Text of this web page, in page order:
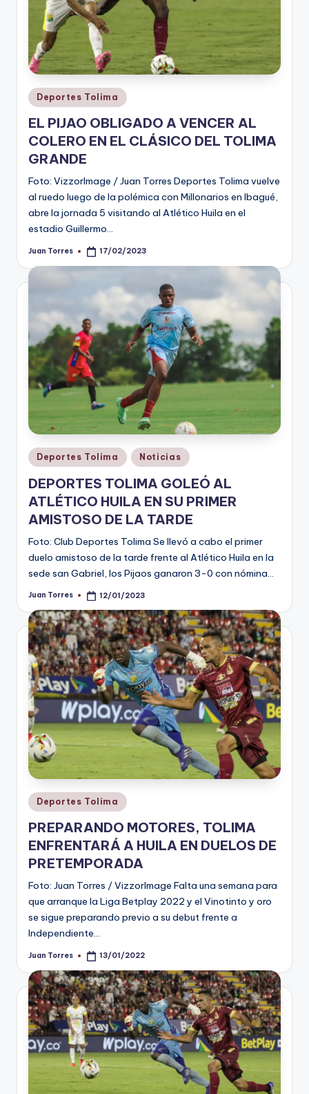
Publicado
en
Deportes Tolima
EL PIJAO OBLIGADO A VENCER AL
COLERO EN EL CLÁSICO DEL TOLIMA
GRANDE
Foto: VizzorImage / Juan Torres Deportes Tolima vuelve
al ruedo luego de la polémica con Millonarios en Ibagué,
abre la jornada 5 visitando al Atlético Huila en el
estadio Guillermo…
Publicado
Juan Torres 17/02/2023
Publicado
en
Deportes Tolima Noticias
DEPORTES TOLIMA GOLEÓ AL
ATLÉTICO HUILA EN SU PRIMER
AMISTOSO DE LA TARDE
Foto: Club Deportes Tolima Se llevó a cabo el primer
duelo amistoso de la tarde frente al Atlético Huila en la
sede san Gabriel, los Pijaos ganaron 3-0 con nómina…
Publicado
Juan Torres 12/01/2023
Publicado
en
Deportes Tolima
PREPARANDO MOTORES, TOLIMA
ENFRENTARÁ A HUILA EN DUELOS DE
PRETEMPORADA
Foto: Juan Torres / VizzorImage Falta una semana para
que arranque la Liga Betplay 2022 y el Vinotinto y oro
se sigue preparando previo a su debut frente a
Independiente…
Publicado
Juan Torres 13/01/2022